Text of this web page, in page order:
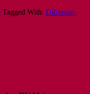
Tagged With: Diözesan-